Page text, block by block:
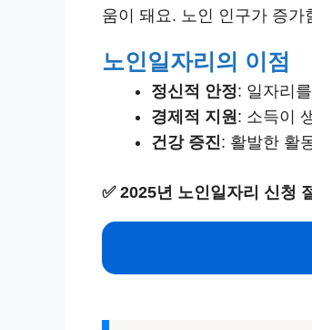
움이 돼요. 노인 인구가 증
노인일자리의 이점
정신적 안정: 일자리
경제적 지원 : 소득이
건강 증진: 활발한 활
✅ 2025년 노인일자리 신청